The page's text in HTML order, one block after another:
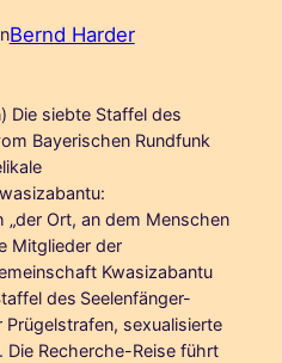
Bernd Harder
Die siebte Staffel des
Bayerischen Rundfunk
„der Ort, an dem Menschen
Mitglieder der
Kwasizabantu
des Seelenfänger-
Prügelstrafen, sexualisierte
Die Recherche-Reise führt